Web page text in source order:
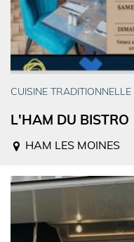
CUISINE TRADITIONNELLE
L'HAM DU BISTRO
HAM LES MOINES